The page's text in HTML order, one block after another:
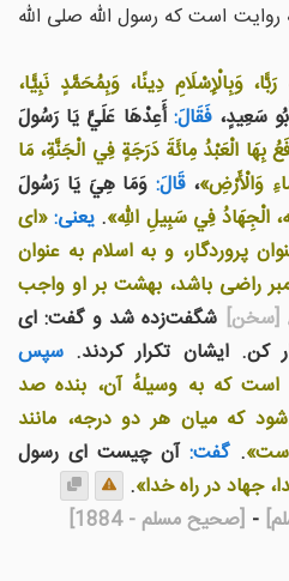
است که رسول الله صلی الله
وَبِالْإِسْلَامِ دِينًا، وَبِمُحَمَّدٍ نَبِيًّا،
سَعِيدٍ، فَقَالَ:أَعِدْهَا عَلَيَّ يَا رَسُولَ
بِهَا الْعَبْدُ مِائَةَ دَرَجَةٍ فِي الْجَنَّةِ، مَا
وَالْأَرْضِ»، قَالَ:وَمَا هِيَ يَا رَسُولَ
الْجِهَادُ فِي سَبِيلِ اللهِ». یعنی:«ای
پروردگار، و به اسلام به عنوان
راضی باشد، بهشت بر او واجب
[سخن] شگفت‌زده شد و گفت: ای
کن. ایشان تکرار کردند. سپس
است که به وسیلهٔ آن، بنده صد
که میان هر دو درجه، مانند
. گفت:آن چیست ای رسول
جهاد در راه خدا».
- [صحیح مسلم - 1884]